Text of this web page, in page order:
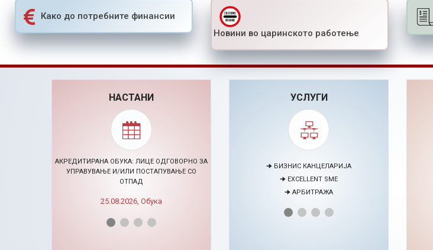
Како до потребните финансии
Новини во царинското работење
НАСТАНИ
АКРЕДИТИРАНА ОБУКА: ЛИЦЕ ОДГОВОРНО ЗА
УПРАВУВАЊЕ И/ИЛИ ПОСТАПУВАЊЕ СО
ОТПАД
25.08.2026, Обука
УСЛУГИ
🠊 МЕДИЈАЦИЈА
🠊 ПРОЕКТИ
🠊 ЦЕНТАР ЗА ЕДУКАЦИЈА И РАЗВОЈ НА